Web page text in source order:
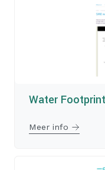
Water
Meer info